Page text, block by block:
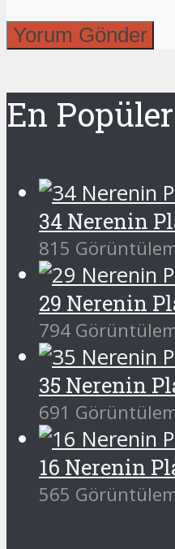
En
34 Nerenin
815
29 Nerenin
794
35 Nerenin
691
16 Nerenin
565